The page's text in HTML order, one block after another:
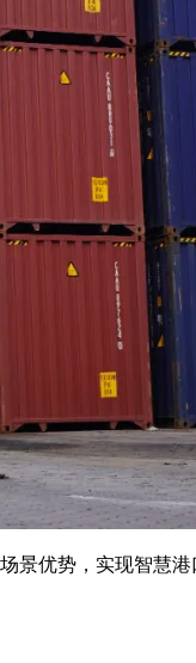
景优势，实现智慧港